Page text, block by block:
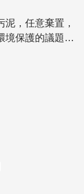
，任意棄置，
境保護的議題愈